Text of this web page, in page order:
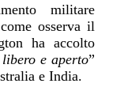
militare
osserva il
ha accolto
e aperto”
e India.